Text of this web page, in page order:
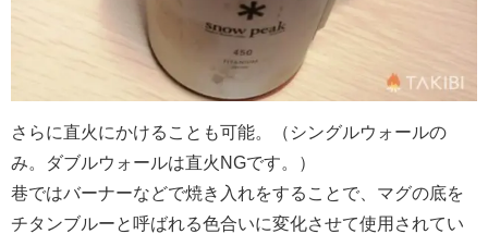
さらに直火にかけることも可能。（シングルウォールの
み。ダブルウォールは直火NGです。）
巷ではバーナーなどで焼き入れをすることで、マグの底を
チタンブルーと呼ばれる色合いに変化させて使用されてい